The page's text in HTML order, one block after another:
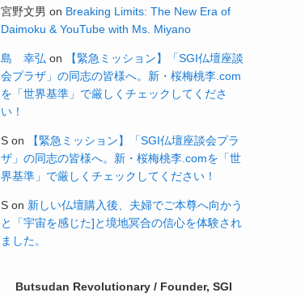
宮野文男 on Breaking Limits: The New Era of
Daimoku & YouTube with Ms. Miyano
島 幸弘 on
【緊急ミッション】「SGI仏壇座談
会プラザ」の同志の皆様へ。新・桜梅桃李.com
を「世界基準」で厳しくチェックしてくださ
い！
S on
【緊急ミッション】「SGI仏壇座談会プラ
ザ」の同志の皆様へ。新・桜梅桃李.comを「世
界基準」で厳しくチェックしてください！
S on 新しい仏壇購入後、夫婦でご本尊へ向かう
と「宇宙を感じた]と境地冥合の信心を体験され
ました。
Butsudan Revolutionary / Founder, SGI